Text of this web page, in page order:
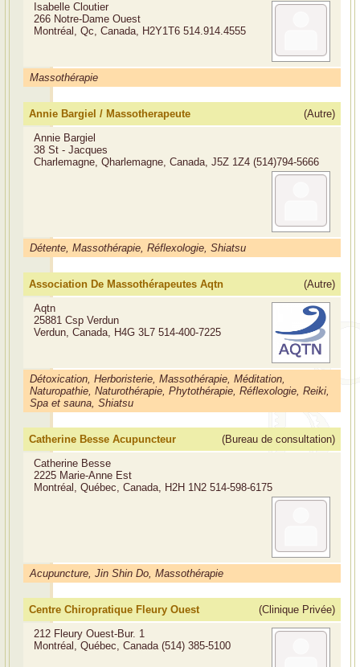
Isabelle Cloutier
266 Notre-Dame Ouest
Montréal, Qc, Canada, H2Y1T6 514.914.4555
Massothérapie
Annie Bargiel / Massotherapeute
(Autre)
Annie Bargiel
38 St - Jacques
Charlemagne, Qharlemagne, Canada, J5Z 1Z4 (514)794-5666
Détente, Massothérapie, Réflexologie, Shiatsu
Association De Massothérapeutes Aqtn
(Autre)
Aqtn
25881 Csp Verdun
Verdun, Canada, H4G 3L7 514-400-7225
Détoxication, Herboristerie, Massothérapie, Méditation,
Naturopathie, Naturothérapie, Phytothérapie, Réflexologie, Reiki,
Spa et sauna, Shiatsu
Catherine Besse Acupuncteur
(Bureau de consultation)
Catherine Besse
2225 Marie-Anne Est
Montréal, Québec, Canada, H2H 1N2 514-598-6175
Acupuncture, Jin Shin Do, Massothérapie
Centre Chiropratique Fleury Ouest
(Clinique Privée)
212 Fleury Ouest-Bur. 1
Montréal, Québec, Canada (514) 385-5100